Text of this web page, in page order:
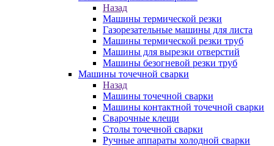
Назад
Машины термической резки
Газорезательные машины для листа
Машины термической резки труб
Машины для вырезки отверстий
Машины безогневой резки труб
Машины точечной сварки
Назад
Машины точечной сварки
Машины контактной точечной сварки
Сварочные клещи
Столы точечной сварки
Ручные аппараты холодной сварки